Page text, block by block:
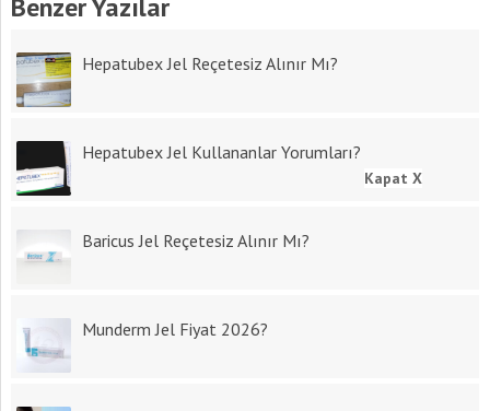
Benzer Yazılar
Hepatubex Jel Reçetesiz Alınır Mı?
Hepatubex Jel Kullananlar Yorumları?
Baricus Jel Reçetesiz Alınır Mı?
Munderm Jel Fiyat 2026?
Kapat X